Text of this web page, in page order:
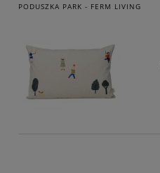
PODUSZKA PARK - FERM LIVING